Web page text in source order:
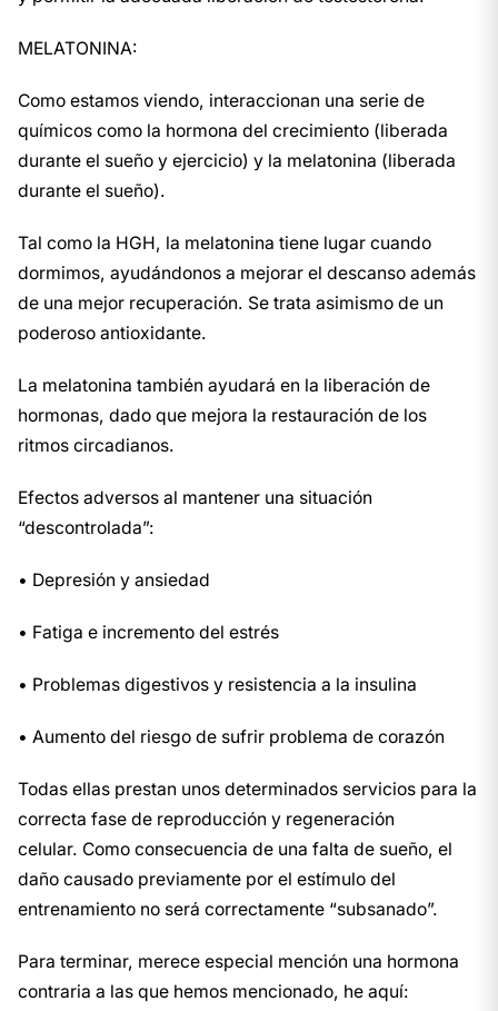
MELATONINA:
Como estamos viendo, interaccionan una serie de
químicos como la hormona del crecimiento (liberada
durante el sueño y ejercicio) y la melatonina (liberada
durante el sueño).
Tal como la HGH, la melatonina tiene lugar cuando
dormimos, ayudándonos a mejorar el descanso además
de una mejor recuperación. Se trata asimismo de un
poderoso antioxidante.
La melatonina también ayudará en la liberación de
hormonas, dado que mejora la restauración de los
ritmos circadianos.
Efectos adversos al mantener una situación
“descontrolada”:
• Depresión y ansiedad
• Fatiga e incremento del estrés
• Problemas digestivos y resistencia a la insulina
• Aumento del riesgo de sufrir problema de corazón
Todas ellas prestan unos determinados servicios para la
correcta fase de reproducción y regeneración
celular. Como consecuencia de una falta de sueño, el
daño causado previamente por el estímulo del
entrenamiento no será correctamente “subsanado”.
Para terminar, merece especial mención una hormona
contraria a las que hemos mencionado, he aquí: